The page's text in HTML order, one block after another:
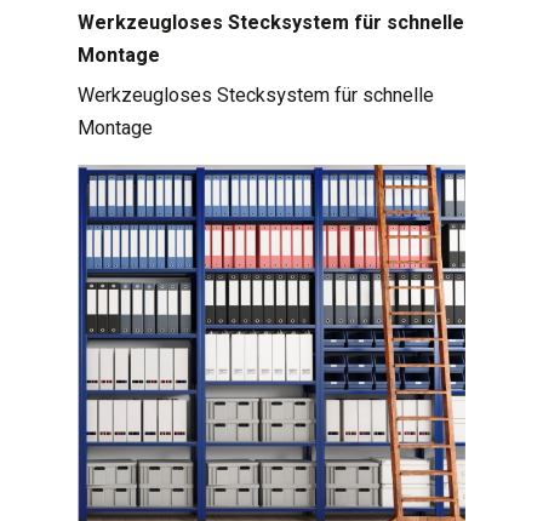
Werkzeugloses Stecksystem für schnelle
Montage
Werkzeugloses Stecksystem für schnelle
Montage